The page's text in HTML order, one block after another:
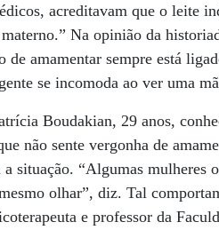
acreditavam que o leite
Na opinião da
de amamentar sempre está
se incomoda ao ver uma
Boudakian, 29 anos,
não sente vergonha de
a situação. “Algumas
olhar”, diz. Tal
e professor da